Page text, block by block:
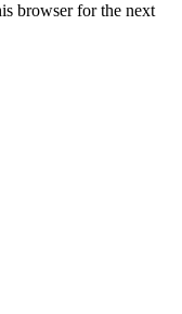
browser for the next